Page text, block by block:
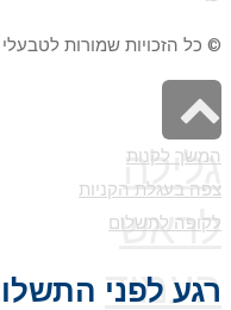
© כל הזכויות שמורות לטבעלי 2025 Tevaly
גלילה
לראש
העמוד
המשך לקנות
צפה בעגלת הקניות
לקופה לתשלום
רגע לפני